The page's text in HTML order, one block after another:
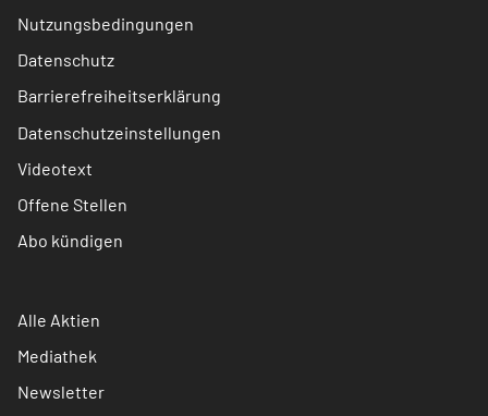
Nutzungsbedingungen
Datenschutz
Barrierefreiheitserklärung
Datenschutzeinstellungen
Videotext
Offene Stellen
Abo kündigen
Alle Aktien
Mediathek
Newsletter